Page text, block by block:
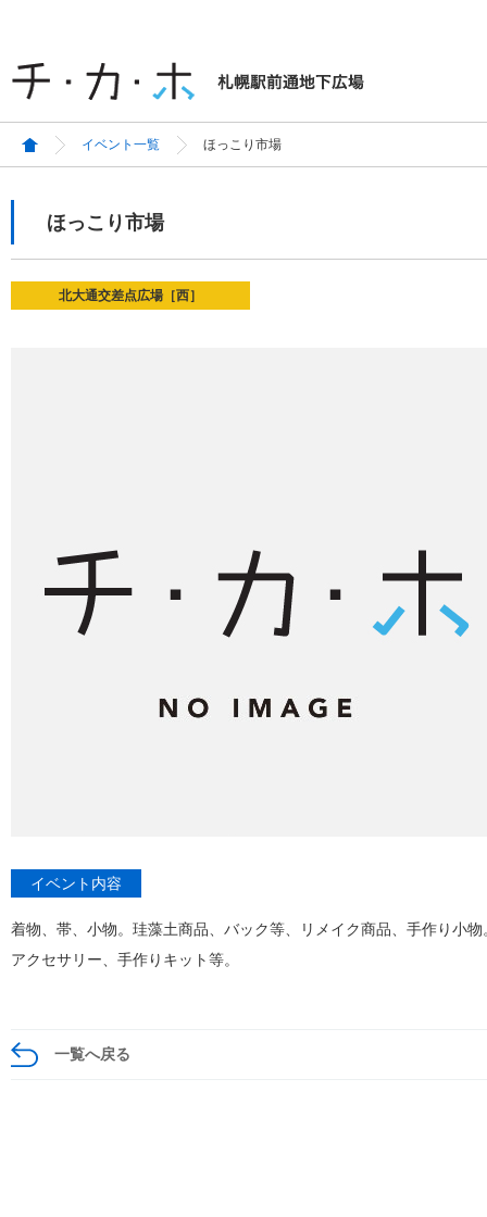
イベント一覧 ほっこり市場
ほっこり市場
北大通交差点広場［西］
イベント内容
着物、帯、小物。珪藻土商品、バック等、リメイク商品、手作り小物
アクセサリー、手作りキット等。
一覧へ戻る